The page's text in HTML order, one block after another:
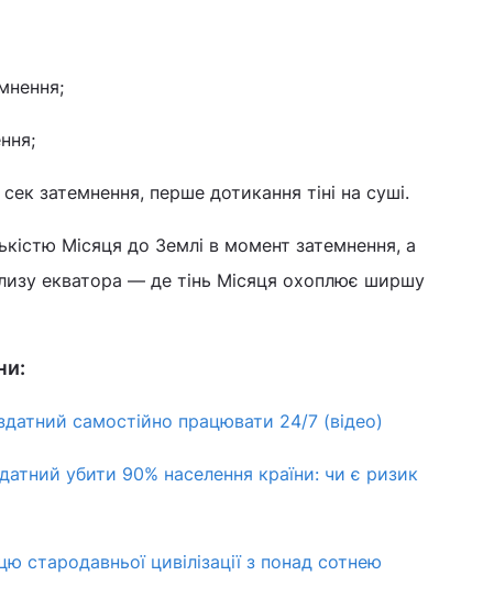
затемнення, перше дотикання тіні на суші.
Місяця до Землі в момент затемнення, а
екватора — де тінь Місяця охоплює ширшу
самостійно працювати 24/7 (відео)
убити 90% населення країни: чи є ризик
стародавньої цивілізації з понад сотнею